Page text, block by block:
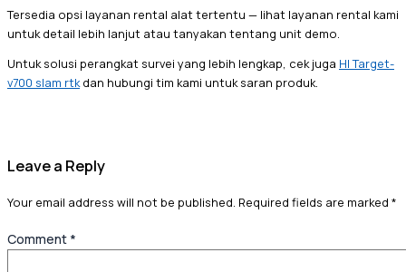
Tersedia opsi layanan rental alat tertentu — lihat layanan rental kami
untuk detail lebih lanjut atau tanyakan tentang unit demo.
Untuk solusi perangkat survei yang lebih lengkap, cek juga HI Target-
v700 slam rtkdan hubungi tim kami untuk saran produk.
Leave a Reply
Your email address will not be published. Required fields are marked *
Comment *